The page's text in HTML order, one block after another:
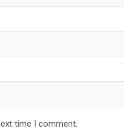
time I comment.